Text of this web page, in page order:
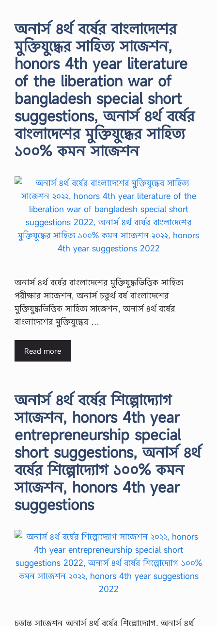
অনার্স ৪র্থ বর্ষের বাংলাদেশের
মুক্তিযুদ্ধের সাহিত্য সাজেশন,
honors 4th year literature
of the liberation war of
bangladesh special short
suggestions, অনার্স ৪র্থ বর্ষের
বাংলাদেশের মুক্তিযুদ্ধের সাহিত্য
১০০% কমন সাজেশন
অনার্স ৪র্থ বর্ষের বাংলাদেশের মুক্তিযুদ্ধভিত্তিক সাহিত্য
পরীক্ষার সাজেশন, অনার্স চতুর্থ বর্ষ বাংলাদেশের
মুক্তিযুদ্ধভিত্তিক সাহিত্য সাজেশন, অনার্স ৪র্থ বর্ষের
বাংলাদেশের মুক্তিযুদ্ধের …
Read more
অনার্স ৪র্থ বর্ষের শিল্পোদ্যোগ
সাজেশন, honors 4th year
entrepreneurship special
short suggestions, অনার্স ৪র্থ
বর্ষের শিল্পোদ্যোগ ১০০% কমন
সাজেশন, honors 4th year
suggestions
চূড়ান্ত সাজেশন অনার্স ৪র্থ বর্ষের শিল্পোদ্যোগ, অনার্স ৪র্থ